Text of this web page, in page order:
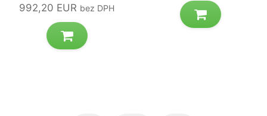
992,20 EUR bez DPH